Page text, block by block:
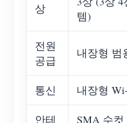
상
템)
전원
공급
내장형 범
통신 내장형
안테
SMA 수